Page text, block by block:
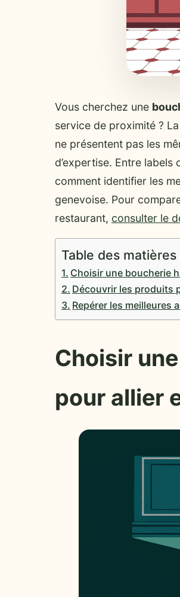
Vous cherchez une
service de proximité ?
ne présentent pas les
d’expertise. Entre
comment identifier les
genevoise. Pour
restaurant, consulter le
Table des matières
Choisir une boucherie
Découvrir les produits
Repérer les meilleures
Choisir
pour allier